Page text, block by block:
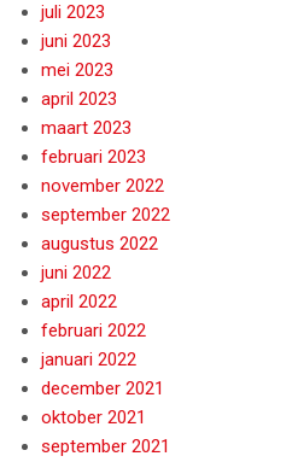
juli 2023
juni 2023
mei 2023
april 2023
maart 2023
februari 2023
november 2022
september 2022
augustus 2022
juni 2022
april 2022
februari 2022
januari 2022
december 2021
oktober 2021
september 2021